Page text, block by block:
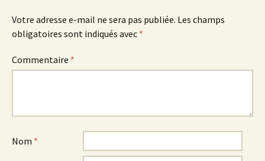
Votre adresse e-mail ne sera pas publiée. Les champs
obligatoires sont indiqués avec *
Commentaire *
Nom *